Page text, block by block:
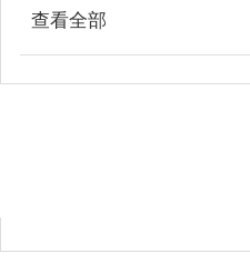
查看全部